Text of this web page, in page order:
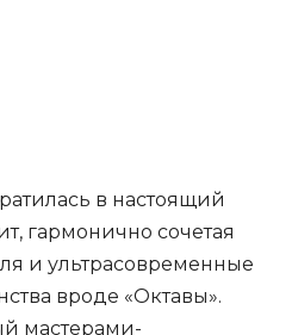
в настоящий
гармонично сочетая
и ультрасовременные
вроде «Октавы».
мастерами-